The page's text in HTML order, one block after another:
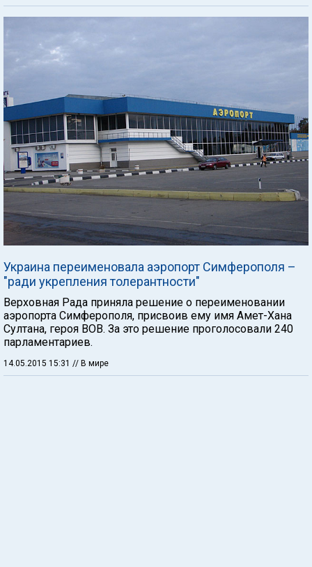
Украина переименовала аэропорт Симферополя –
"ради укрепления толерантности"
Верховная Рада приняла решение о переименовании
аэропорта Симферополя, присвоив ему имя Амет-Хана
Султана, героя ВОВ. За это решение проголосовали 240
парламентариев.
14.05.2015 15:31 // В мире